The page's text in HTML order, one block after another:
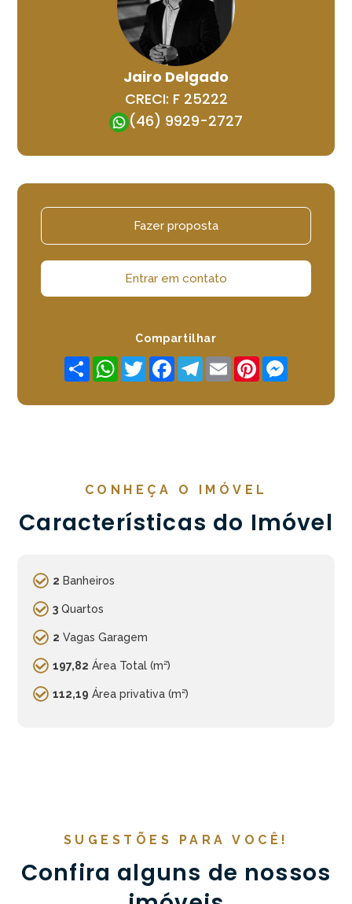
Jairo Delgado
CRECI: F 25222
(46) 9929-2727
Fazer proposta
Entrar em contato
Compartilhar
Share WhatsApp
TwitterFacebookTelegram
Email Pinterest
CONHEÇA O IMÓVEL
Características do Imóvel
2 Banheiros
3 Quartos
2 Vagas Garagem
197,82 Área Total (m²)
112,19 Área privativa (m²)
SUGESTÕES PARA VOCÊ!
Confira alguns de nossos